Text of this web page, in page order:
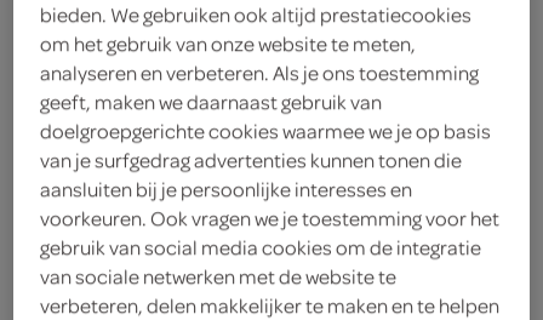
Verkade chocoladereep
melk
Verkade
bieden. We gebruiken ook altijd prestatiecookies
om het gebruik van onze website te meten,
analyseren en verbeteren. Als je ons toestemming
geeft, maken we daarnaast gebruik van
doelgroepgerichte cookies waarmee we je op basis
van je surfgedrag advertenties kunnen tonen die
aansluiten bij je persoonlijke interesses en
voorkeuren. Ook vragen we je toestemming voor het
gebruik van social media cookies om de integratie
van sociale netwerken met de website te
verbeteren, delen makkelijker te maken en te helpen